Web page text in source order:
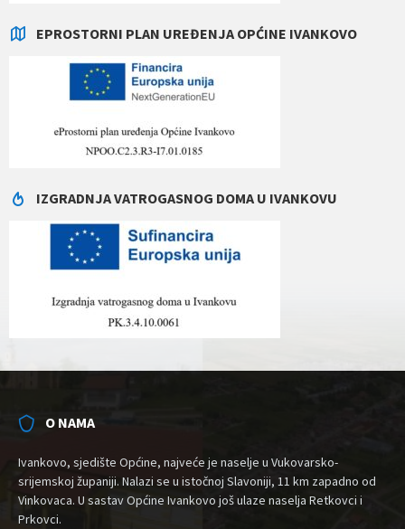
EPROSTORNI PLAN UREĐENJA OPĆINE IVANKOVO
IZGRADNJA VATROGASNOG DOMA U IVANKOVU
O NAMA
Ivankovo, sjedište Općine, najveće je naselje u Vukovarsko-
srijemskoj županiji. Nalazi se u istočnoj Slavoniji, 11 km zapadno od
Vinkovaca. U sastav Općine Ivankovo još ulaze naselja Retkovci i
Prkovci.